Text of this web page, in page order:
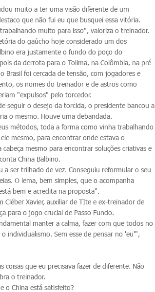
muito a ter uma visão diferente de um
que não fui eu que busquei essa vitória.
muito para isso", valoriza o treinador.
do gaúcho hoje considerado um dos
era justamente o fundo do poço do
da derrota para o Tolima, na Colômbia, na pré-
foi cercada de tensão, com jogadores e
os nomes do treinador e de astros como
"expulsos" pelo torcedor.
seguir o desejo da torcida, o presidente bancou a
o mesmo. Houve uma debandada.
métodos, toda a forma como vinha trabalhando
mesmo, para encontrar onde estava o
mesmo para encontrar soluções criativas e
China Balbino.
a ser trilhado de vez. Conseguiu reformular o seu
O lema, bem simples, que o acompanha
bem e acredita na proposta".
Cléber Xavier, auxiliar de TIte e ex-treinador de
para o jogo crucial de Passo Fundo.
manter a calma, fazer com que todos no
individualismo. Sem esse de pensar no 'eu'",
que eu precisava fazer de diferente. Não
o treinador.
o China está satisfeito?